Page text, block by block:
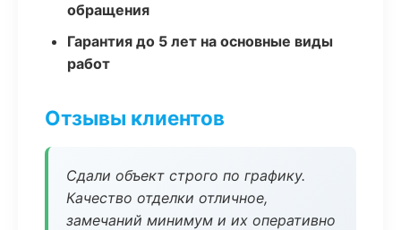
обращения
Гарантия до 5 лет на основные виды
работ
Отзывы клиентов
Сдали объект строго по графику.
Качество отделки отличное,
замечаний минимум и их оперативно